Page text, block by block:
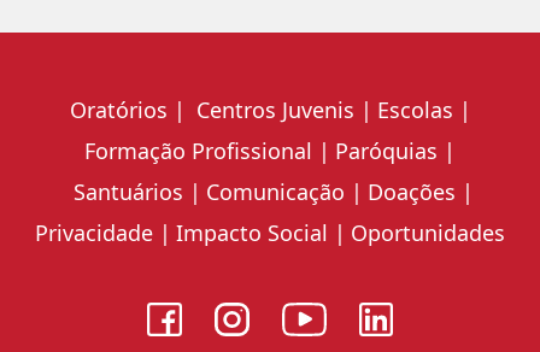
Oratórios Centros Juvenis
Escolas
Formação Profissional
Paróquias
Santuários
Comunicação
Doações
Privacidade
Impacto Social Oportunidades